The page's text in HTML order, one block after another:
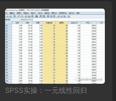
SPSS实操：一元线性回归